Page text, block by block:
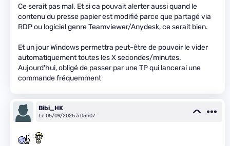
Ce serait pas mal. Et si ca pouvait alerter aussi quand le
contenu du presse papier est modifié parce que partagé via
RDP ou logiciel genre Teamviewer/Anydesk, ce serait bien.
Et un jour Windows permettra peut-être de pouvoir le vider
automatiquement toutes les X secondes/minutes.
Aujourd'hui, obligé de passer par une TP qui lancerai une
commande fréquemment
Bibi_HK
Le 05/09/2025 à 05h07